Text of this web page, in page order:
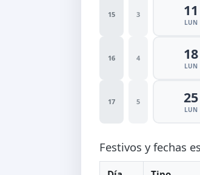
15 3 11
LUN
16 4 18
LUN
17 5 25
LUN
Festivos y fechas